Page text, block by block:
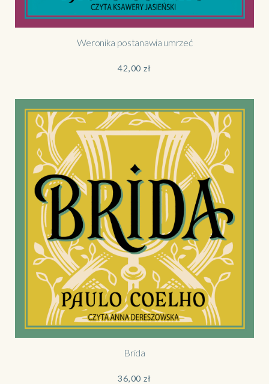
Weronika postanawia umrzeć
42,00zł
Brida
36,00zł